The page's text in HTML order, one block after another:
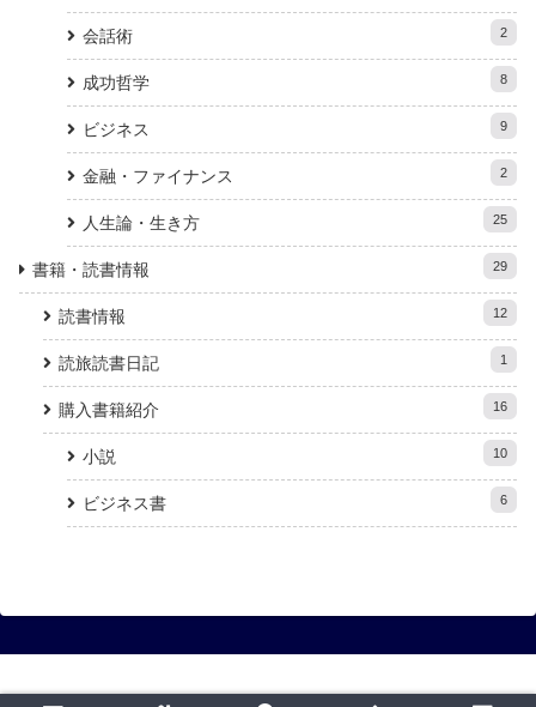
会話術 2
成功哲学 8
ビジネス 9
金融・ファイナンス 2
人生論・生き方 25
書籍・読書情報 29
読書情報 12
読旅読書日記 1
購入書籍紹介 16
小説 10
ビジネス書 6